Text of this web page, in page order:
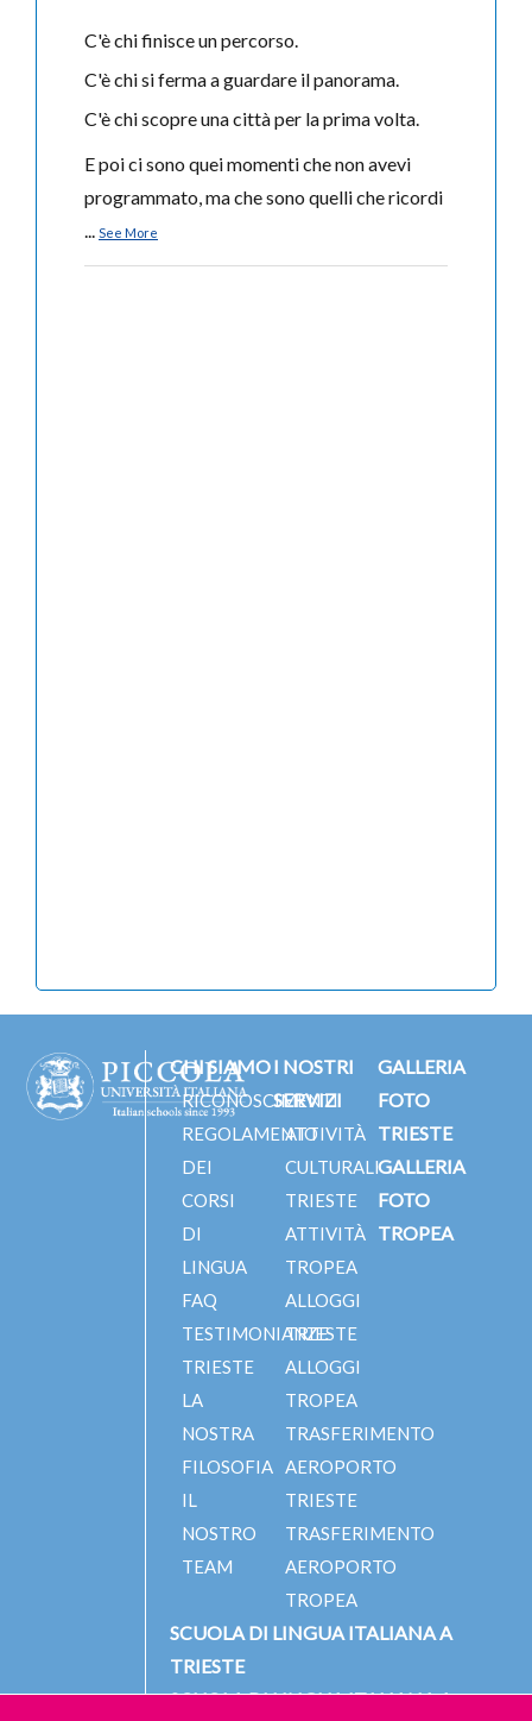
C'è chi finisce un percorso.
C'è chi si ferma a guardare il panorama.
C'è chi scopre una città per la prima volta.
E poi ci sono quei momenti che non avevi
programmato, ma che sono quelli che ricordi
... See More
CHI SIAMO
RICONOSCIMENTI
REGOLAMENTO
DEI
CORSI
DI
LINGUA
FAQ
TESTIMONIANZE
TRIESTE
LA
NOSTRA
FILOSOFIA
IL
NOSTRO
TEAM
I NOSTRI
SERVIZI
ATTIVITÀ
CULTURALI
TRIESTE
ATTIVITÀ
TROPEA
ALLOGGI
TRIESTE
ALLOGGI
TROPEA
TRASFERIMENTO
AEROPORTO
TRIESTE
TRASFERIMENTO
AEROPORTO
TROPEA
GALLERIA
FOTO
TRIESTE
GALLERIA
FOTO
TROPEA
SCUOLA DI LINGUA ITALIANA A
TRIESTE
SCUOLA DI LINGUA ITALIANA A